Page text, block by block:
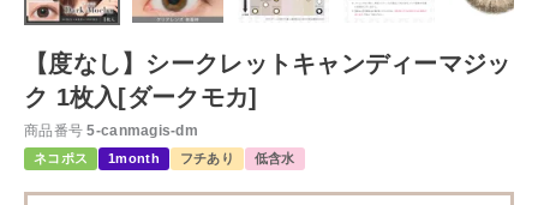
【度なし】シークレットキャンディーマジッ
ク 1枚入[ダークモカ]
商品番号 5-canmagis-dm
ネコポス 1month フチあり 低含水